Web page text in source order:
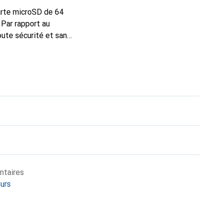
microSD de 64
rapport au
sécurité et sans